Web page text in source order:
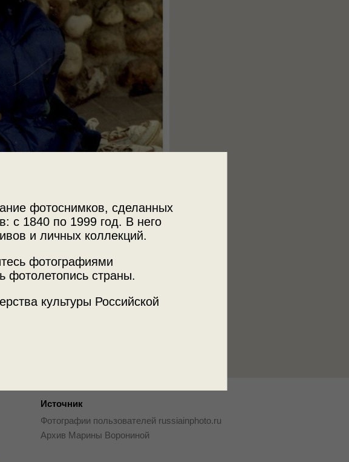
фотоснимков, сделанных
с 1840 по 1999 год. В него
и личных коллекций.
фотографиями
фотолетопись страны.
культуры Российской
Источник
Фотографии пользователей russiainphoto.ru
Архив Марины Ворониной